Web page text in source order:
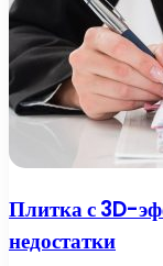
Плитка с 3D-
недостатки